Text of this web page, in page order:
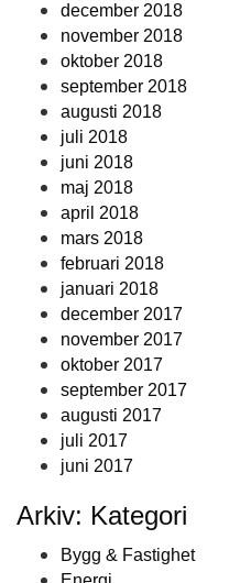
december 2018
november 2018
oktober 2018
september 2018
augusti 2018
juli 2018
juni 2018
maj 2018
april 2018
mars 2018
februari 2018
januari 2018
december 2017
november 2017
oktober 2017
september 2017
augusti 2017
juli 2017
juni 2017
Arkiv: Kategori
Bygg & Fastighet